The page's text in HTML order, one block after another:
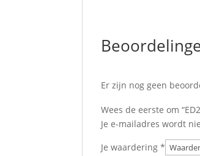
Er zijn nog geen
Wees de eerste om
Je e-mailadres wordt
Je waardering*